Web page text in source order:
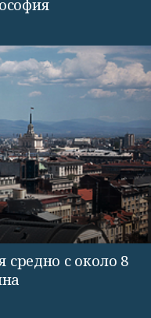
средно с около 8